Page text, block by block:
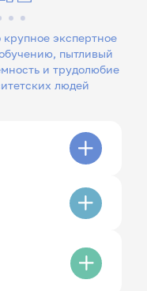
экспертное
пытливый
людей